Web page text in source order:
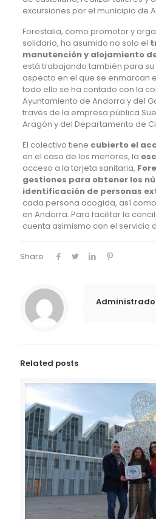
excursiones por el municipio de
Forestalia, como promotor y
solidario, ha asumido no solo el
manutención y alojamiento
está trabajando también para su
aspecto en el que se enmarcan
todo ello se ha contado con la
Ayuntamiento de Andorra y del
través de la empresa pública
Aragón y del Departamento de
El colectivo tiene cubierto el
en el caso de los menores, la
acceso a la tarjeta sanitaria,
gestiones para obtener los
identificación de personas
cada persona acogida, así
en Andorra. Para facilitar la
cuenta asimismo con el servicio
Share
Related posts